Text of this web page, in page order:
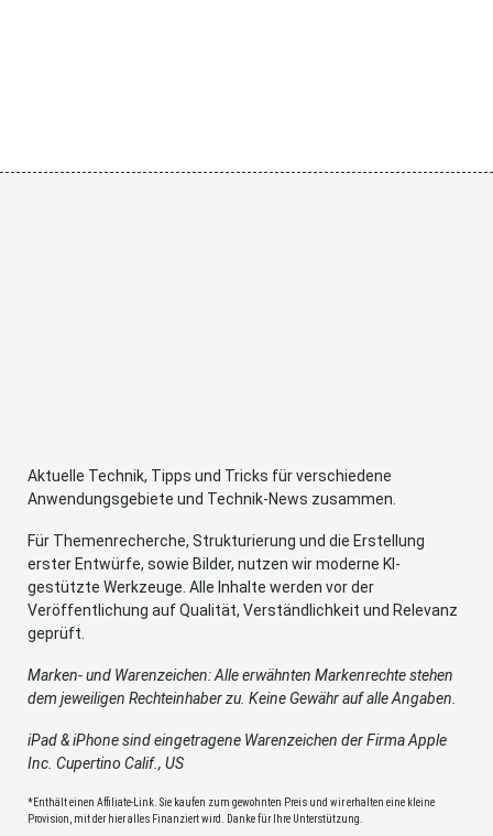
Aktuelle Technik, Tipps und Tricks für verschiedene
Anwendungsgebiete und Technik-News zusammen.
Für Themenrecherche, Strukturierung und die Erstellung
erster Entwürfe, sowie Bilder, nutzen wir moderne KI-
gestützte Werkzeuge. Alle Inhalte werden vor der
Veröffentlichung auf Qualität, Verständlichkeit und Relevanz
geprüft.
Marken- und Warenzeichen: Alle erwähnten Markenrechte stehen
dem jeweiligen Rechteinhaber zu. Keine Gewähr auf alle Angaben.
iPad & iPhone sind eingetragene Warenzeichen der Firma Apple
Inc. Cupertino Calif., US
*Enthält einen Affiliate-Link. Sie kaufen zum gewohnten Preis und wir erhalten eine kleine
Provision, mit der hier alles Finanziert wird. Danke für Ihre Unterstützung.